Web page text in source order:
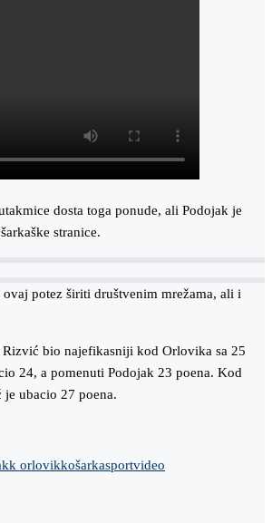
dosta toga ponude, ali Podojak je
stranice.
ovaj potez širiti društvenim mrežama, ali i
bio najefikasniji kod Orlovika sa 25
24, a pomenuti Podojak 23 poena. Kod
ubacio 27 poena.
kk orlovikkošarkasportvideo